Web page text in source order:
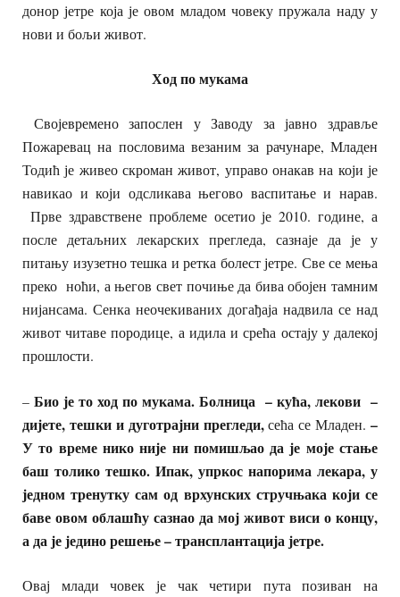
донор јетре која је овом младом човеку пружала наду у
нови и бољи живот.
Ход по мукама
Својевремено запослен у Заводу за јавно здравље
Пожаревац на пословима везаним за рачунаре, Младен
Тодић је живео скроман живот, управо онакав на који је
навикао и који одсликава његово васпитање и нарав.
Прве здравствене проблеме осетио је 2010. године, а
после детаљних лекарских прегледа, сазнаје да је у
питању изузетно тешка и ретка болест јетре. Све се мења
преко ноћи, а његов свет почиње да бива обојен тамним
нијансама. Сенка неочекиваних догађаја надвила се над
живот читаве породице, а идила и срећа остају у далекој
прошлости.
– Био је то ход по мукама. Болница – кућа, лекови –
дијете, тешки и дуготрајни прегледи,сећа се Младен. –
У то време нико није ни помишљао да је моје стање
баш толико тешко. Ипак, упркос напорима лекара, у
једном тренутку сам од врхунских стручњака који се
баве овом облашћу сазнао да мој живот виси о концу,
а да је једино решење – трансплантација јетре.
Овај млади човек је чак четири пута позиван на